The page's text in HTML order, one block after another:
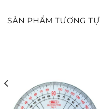
SẢN PHẨM TƯƠNG TỰ